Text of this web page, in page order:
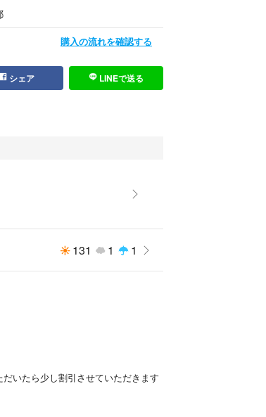
購入の流れを確認する
シェア LINEで送る
131 1 1
いたら少し割引させていただきます